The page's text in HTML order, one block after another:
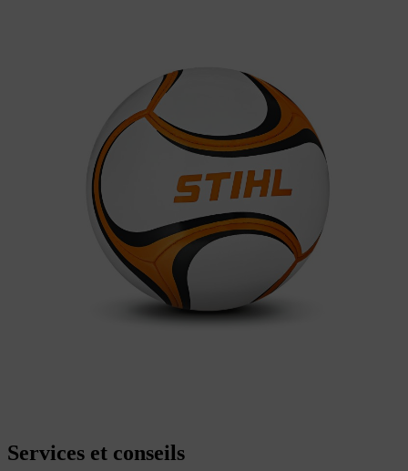
Services et conseils